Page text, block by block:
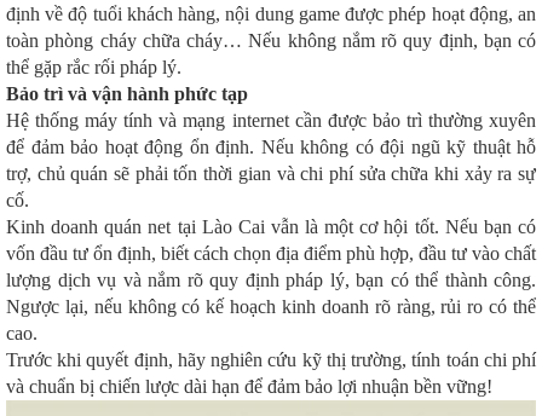
định về độ tuổi khách hàng, nội dung game được phép hoạt động, an
toàn phòng cháy chữa cháy… Nếu không nắm rõ quy định, bạn có
thể gặp rắc rối pháp lý.
Bảo trì và vận hành phức tạp
Hệ thống máy tính và mạng internet cần được bảo trì thường xuyên
để đảm bảo hoạt động ổn định. Nếu không có đội ngũ kỹ thuật hỗ
trợ, chủ quán sẽ phải tốn thời gian và chi phí sửa chữa khi xảy ra sự
cố.
Kinh doanh quán net tại Lào Cai vẫn là một cơ hội tốt. Nếu bạn có
vốn đầu tư ổn định, biết cách chọn địa điểm phù hợp, đầu tư vào chất
lượng dịch vụ và nắm rõ quy định pháp lý, bạn có thể thành công.
Ngược lại, nếu không có kế hoạch kinh doanh rõ ràng, rủi ro có thể
cao.
Trước khi quyết định, hãy nghiên cứu kỹ thị trường, tính toán chi phí
và chuẩn bị chiến lược dài hạn để đảm bảo lợi nhuận bền vững!